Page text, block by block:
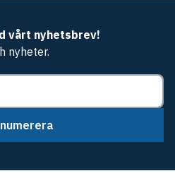
vårt nyhetsbrev!
nyheter.